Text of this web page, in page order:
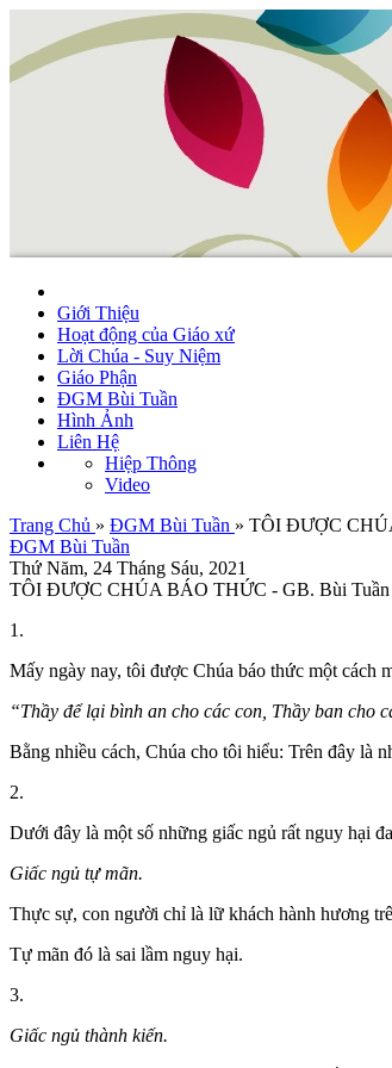
Giới Thiệu
Hoạt động của Giáo xứ
Lời Chúa - Suy Niệm
Giáo Phận
ĐGM Bùi Tuần
Hình Ảnh
Liên Hệ
Hiệp Thông
Video
Trang Chủ » ĐGM Bùi Tuần » TÔI ĐƯỢC
ĐGM Bùi Tuần
Thứ Năm, 24 Tháng Sáu, 2021
TÔI ĐƯỢC CHÚA BÁO THỨC - GB. Bùi Tuần
1.
Mấy ngày nay, tôi được Chúa báo thức một cách
“Thầy để lại bình an cho các con, Thầy ban cho
Bằng nhiều cách, Chúa cho tôi hiểu: Trên đây là
2.
Dưới đây là một số những giấc ngủ rất nguy hại
Giấc ngủ tự mãn.
Thực sự, con người chỉ là lữ khách hành hương
Tự mãn đó là sai lầm nguy hại.
3.
Giấc ngủ thành kiến.